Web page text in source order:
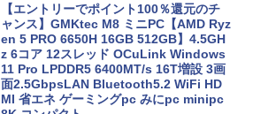
【★最大100%ポイント】Windows XP
おまかせ 高性能 Core i5 高速 SSD128G
B メモリ4GB 15.6インチ 大画面 DVDド
ライブ 無線LAN 新品マウス付き Office
追加可 中古PC ノートパソコン 安心保証
【エントリーでポイント100％還元のチ
ャンス】GMKtec M8 ミニPC【AMD Ryz
en 5 PRO 6650H 16GB 512GB】4.5GH
z 6コア 12スレッド OCuLink Windows
11 Pro LPDDR5 6400MT/s 16T増設 3画
面2.5GbpsLAN Bluetooth5.2 WiFi HD
MI 省エネ ゲーミングpc みにpc minipc